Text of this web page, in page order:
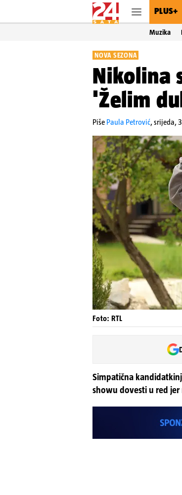
PLUS+
Muzika
NOVA SEZONA
Nikolina
'Želim
Piše Paula Petrović,srijeda,
Foto: RTL
Simpatična
showu dovesti u red